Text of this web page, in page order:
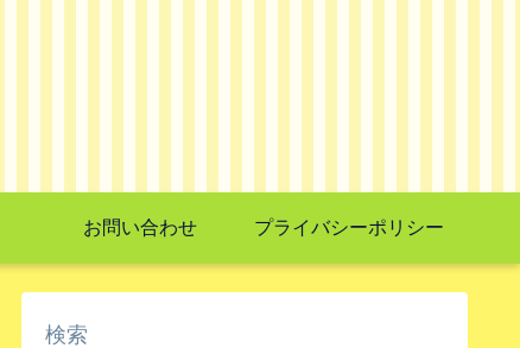
お問い合わせ プライバシーポリシー
検索